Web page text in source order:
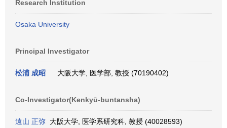
Research Institution
Osaka University
Principal Investigator
松浦 成昭 大阪大学, 医学部, 教授 (70190402)
Co-Investigator(Kenkyū-buntansha)
遠山 正弥 大阪大学, 医学系研究科, 教授 (40028593)